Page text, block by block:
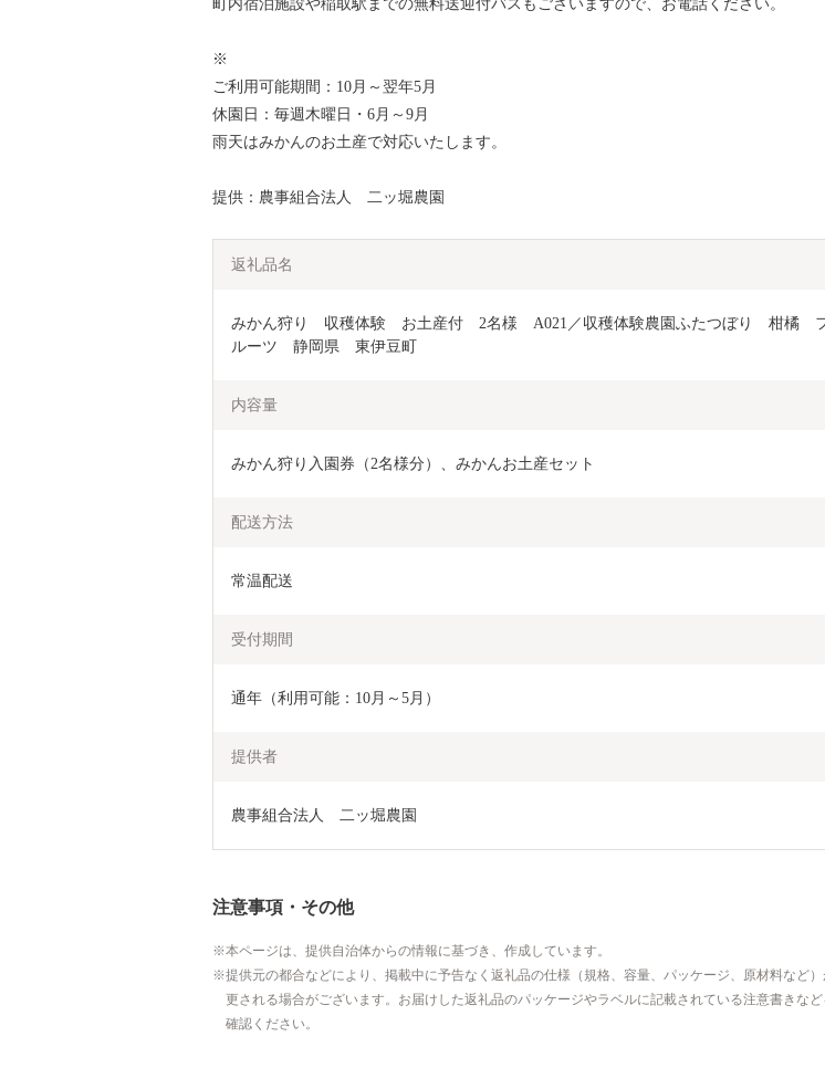
町内宿泊施設や稲取駅までの無料送迎付バスもございますので、お電話ください。
※
ご利用可能期間：10月～翌年5月
休園日：毎週木曜日・6月～9月
雨天はみかんのお土産で対応いたします。
提供：農事組合法人 二ッ堀農園
返礼品名
みかん狩り　収穫体験　お土産付　2名様　A021／収穫体験農園ふたつぼり　柑橘　
ルーツ　静岡県　東伊豆町
内容量
みかん狩り入園券（2名様分）、みかんお土産セット
配送方法
常温配送
受付期間
通年（利用可能：10月～5月）
提供者
農事組合法人　二ッ堀農園
注意事項・その他
本ページは、提供自治体からの情報に基づき、作成しています。
提供元の都合などにより、掲載中に予告なく返礼品の仕様（規格、容量、パッケージ、原材料など
更される場合がございます。お届けした返礼品のパッケージやラベルに記載されている注意書きな
確認ください。